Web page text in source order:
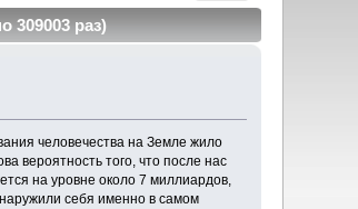
309003 раз)
человечества на Земле жило
вероятность того, что после нас
на уровне около 7 миллиардов,
себя именно в самом